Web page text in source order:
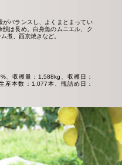
、収穫量：1,588kg、収穫日：
産本数：1,077本、瓶詰め日：
がバランスし、よくまとまってい
は長め。白身魚のムニエル、ク
煮、西京焼きなど。